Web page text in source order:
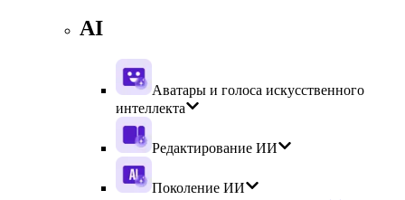
AI
Аватары и голоса искусственного
интеллекта
Редактирование ИИ
Поколение ИИ